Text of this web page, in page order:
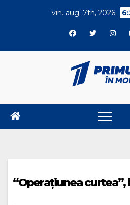
vin. aug. 7th, 2026
“Operațiunea curtea”,